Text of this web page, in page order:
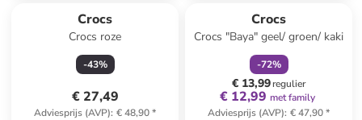
Crocs
Crocs roze
-43%
€ 27,49
Adviesprijs (AVP): € 48,90*
Crocs
Crocs "Baya" geel/ groen/ kaki
-72%
€ 13,99regulier
€ 12,99 met family
Adviesprijs (AVP): € 47,90*